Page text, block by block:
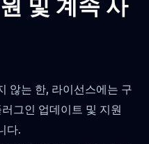
않는 한, 라이선스에는 구
그인 업데이트 및 지원
다.